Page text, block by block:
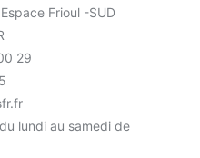
Frioul -SUD
29
lundi au samedi de